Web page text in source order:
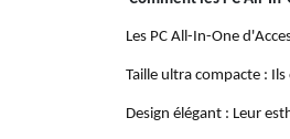
Les PC All-In-One
Taille ultra compacte :
Design élégant : Leur